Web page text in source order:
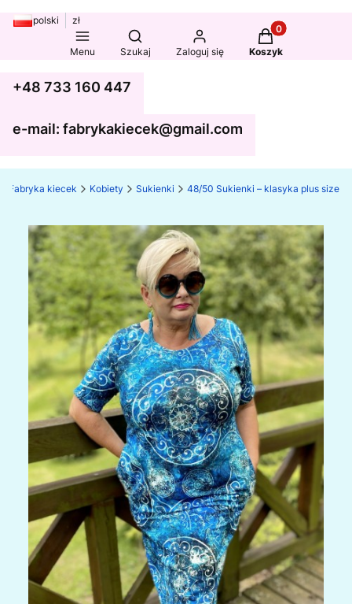
polski zł
Menu
Otwórz wyszukiwarkę
Szukaj Zaloguj się
Produkty w
Koszyk
+48 733 160 447
e-mail: fabrykakiecek@gmail.com
Fabryka kiecek Kobiety Sukienki 48/50 Sukienki – klasyka plus size